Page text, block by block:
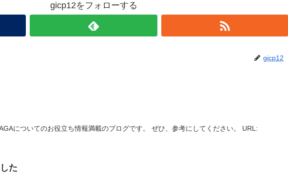
gicp12をフォローする
gicp12
についてのお役立ち情報満載のブログです。 ぜひ、参考にしてください。 URL:
た